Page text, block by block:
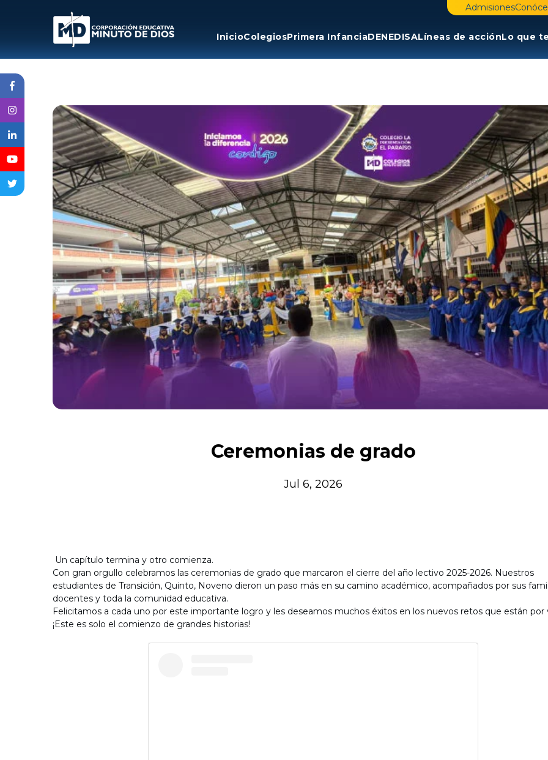
Admisiones
InicioColegiosPrimera InfanciaDENEDISALíneas de acciónLo que
Ceremonias de grado
Jul 6, 2026
Un capítulo termina y otro comienza.
Con gran orgullo celebramos las ceremonias de grado que marcaron el cierre del año lectivo 2025-2026. Nuestros
estudiantes de Transición, Quinto, Noveno dieron un paso más en su camino académico, acompañados por sus
docentes y toda la comunidad educativa.
Felicitamos a cada uno por este importante logro y les deseamos muchos éxitos en los nuevos retos que están por
¡Este es solo el comienzo de grandes historias!